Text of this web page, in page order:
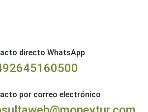
directo WhatsApp
por correo electrónico